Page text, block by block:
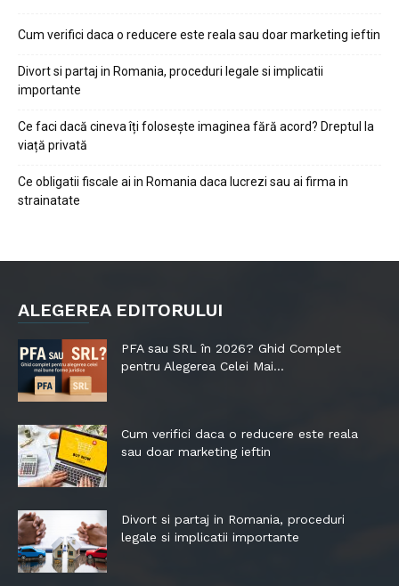
Cum verifici daca o reducere este reala sau doar marketing ieftin
Divort si partaj in Romania, proceduri legale si implicatii
importante
Ce faci dacă cineva îți folosește imaginea fără acord? Dreptul la
viață privată
Ce obligatii fiscale ai in Romania daca lucrezi sau ai firma in
strainatate
ALEGEREA EDITORULUI
PFA sau SRL în 2026? Ghid Complet
pentru Alegerea Celei Mai...
Cum verifici daca o reducere este reala
sau doar marketing ieftin
Divort si partaj in Romania, proceduri
legale si implicatii importante